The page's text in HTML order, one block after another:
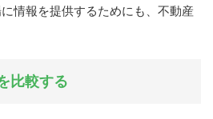
情報を提供するためにも、不動産
比較する